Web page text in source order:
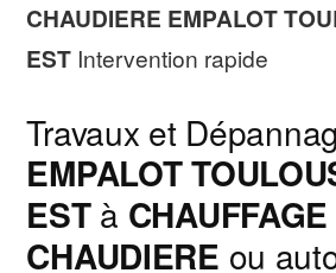
CHAUDIERE EMPALOT
EST Intervention rapide
Travaux et
EMPALOT
ESTà
CHAUDIERE ou